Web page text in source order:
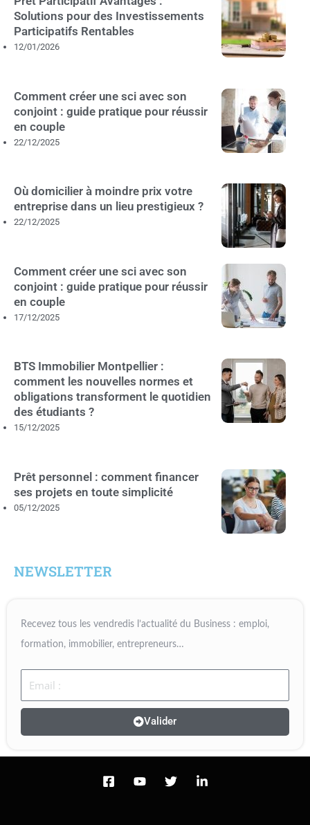
Solutions pour des Investissements
Participatifs Rentables
12/01/2026
Comment créer une sci avec son
conjoint : guide pratique pour réussir
en couple
22/12/2025
Où domicilier à moindre prix votre
entreprise dans un lieu prestigieux ?
22/12/2025
Comment créer une sci avec son
conjoint : guide pratique pour réussir
en couple
17/12/2025
BTS Immobilier Montpellier :
comment les nouvelles normes et
obligations transforment le quotidien
des étudiants ?
15/12/2025
Prêt personnel : comment financer
ses projets en toute simplicité
05/12/2025
NEWSLETTER
Recevez tous les vendredis l’actualité du Business : emploi,
formation, immobilier, entrepreneurs…
Email
Valider